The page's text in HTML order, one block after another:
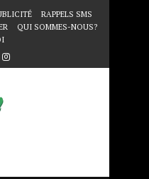
RAPPELS SMS
QUI SOMMES-NOUS?